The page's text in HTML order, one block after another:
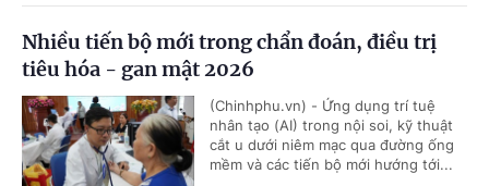
Nhiều tiến bộ mới trong chẩn đoán, điều trị
tiêu hóa - gan mật 2026
(Chinhphu.vn) - Ứng dụng trí tuệ
nhân tạo (AI) trong nội soi, kỹ thuật
cắt u dưới niêm mạc qua đường ống
mềm và các tiến bộ mới hướng tới...